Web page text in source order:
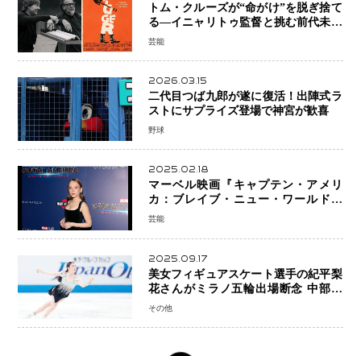
トム・クルーズが“命がけ”を脱ぎ捨て
る―イニャリトゥ監督と挑む前代未聞
の大惨事コメディ「DIGGER ディガ
芸能
2026.03.15
二代目つば九郎が遂に復活！出陣式ラ
ストにサプライズ登場で神宮が歓喜
野球
2025.02.18
マーベル映画『キャプテン・アメリ
カ：ブレイブ・ニュー・ワールド』
新ブラック・ウィドウ役のシラ・ハー
芸能
2025.09.17
美女フィギュアスケート選手の紀平梨
花さんがミラノ五輪出場断念 中部選
手権欠場を発表「安全最優先の判断」
その他